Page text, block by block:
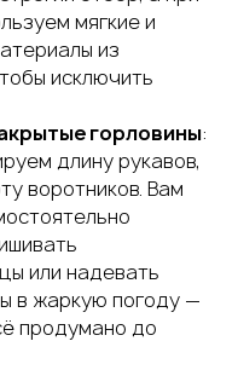
мягкие и
из
исключить
горловины:
длину рукавов,
воротников. Вам
или надевать
в жаркую погоду —
продумано до